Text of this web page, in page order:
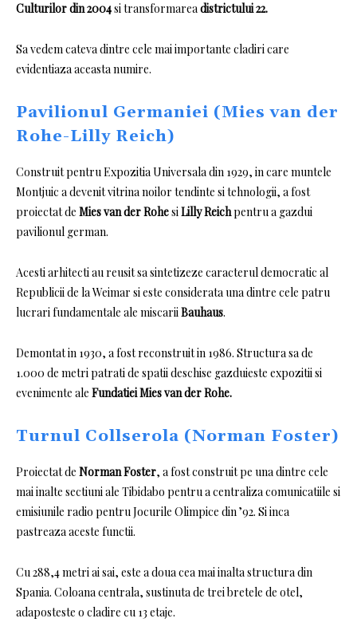
Culturilor din 2004si transformareadistrictului 22.
Sa vedem cateva dintre cele mai importante cladiri care
evidentiaza aceasta numire.
Pavilionul Germaniei (Mies van der
Rohe-Lilly Reich)
Construit pentru Expozitia Universala din 1929, in care muntele
Montjuic a devenit vitrina noilor tendinte si tehnologii, a fost
proiectat de Mies van der RohesiLilly Reichpentru a gazdui
pavilionul german.
Acesti arhitecti au reusit sa sintetizeze caracterul democratic al
Republicii de la Weimar si este considerata una dintre cele patru
lucrari fundamentale ale miscariiBauhaus.
Demontat in 1930, a fost reconstruit in 1986. Structura sa de
1.000 de metri patrati de spatii deschise gazduieste expozitii si
evenimente ale Fundatiei Mies van der Rohe.
Turnul Collserola (Norman Foster)
Proiectat de Norman Foster, a fost construit pe una dintre cele
mai inalte sectiuni ale Tibidabo pentru a centraliza comunicatiile si
emisiunile radio pentru Jocurile Olimpice din ’92. Si inca
pastreaza aceste functii.
Cu 288,4 metri ai sai, este a doua cea mai inalta structura din
Spania. Coloana centrala, sustinuta de trei bretele de otel,
adaposteste o cladire cu 13 etaje.